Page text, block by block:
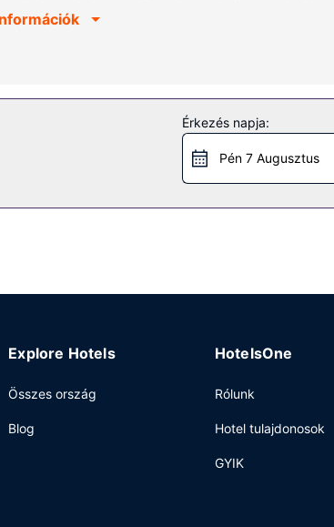
vagy éppen üzleti ügyeit intézheti, hiszen a
ellazuljon és kikapcsoljon, gyönyörködjön a(z)
szolgáltatásokat és létesítményeket, mint például
kandalló a társalgóban és kirándulás/
étkezési lehetőséget a helyszínen. A kávézó is a
Érkezés napja:
Pén 7 Augusztus
Explore Hotels
Összes ország
Blog
HotelsOne
Rólunk
Hotel tulajdonosok
GYIK